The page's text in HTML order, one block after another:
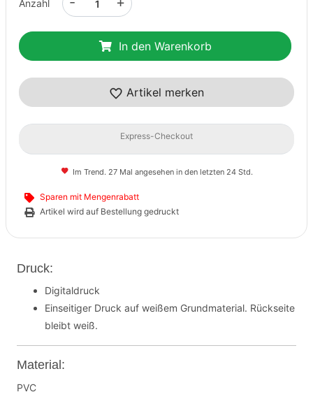
Anzahl
In den Warenkorb
Artikel merken
Express-Checkout
Im Trend. 27 Mal angesehen in den letzten 24 Std.
Sparen mit Mengenrabatt
Artikel wird auf Bestellung gedruckt
Druck:
Digitaldruck
Einseitiger Druck auf weißem Grundmaterial. Rückseite
bleibt weiß.
Material:
PVC